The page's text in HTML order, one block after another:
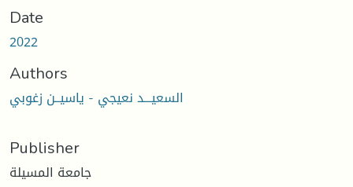
Date
2022
Authors
السعيـــد نعيجي - ياسيــن زغوبي
Publisher
جامعة المسيلة